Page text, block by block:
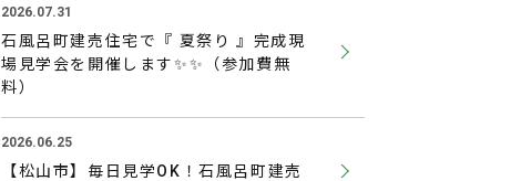
2026.07.31
石風呂町建売住宅で『 夏祭り 』完成現
場見学会を開催します✨✨（参加費無
料）
2026.06.25
【松山市】毎日見学OK！石風呂町建売